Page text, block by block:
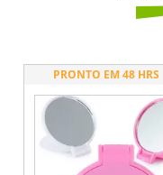
PRONTO EM 48 HRS